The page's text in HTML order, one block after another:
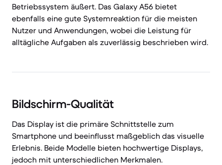
Betriebssystem äußert. Das Galaxy A56 bietet
ebenfalls eine gute Systemreaktion für die meisten
Nutzer und Anwendungen, wobei die Leistung für
alltägliche Aufgaben als zuverlässig beschrieben wird.
Bildschirm-Qualität
Das Display ist die primäre Schnittstelle zum
Smartphone und beeinflusst maßgeblich das visuelle
Erlebnis. Beide Modelle bieten hochwertige Displays,
jedoch mit unterschiedlichen Merkmalen.